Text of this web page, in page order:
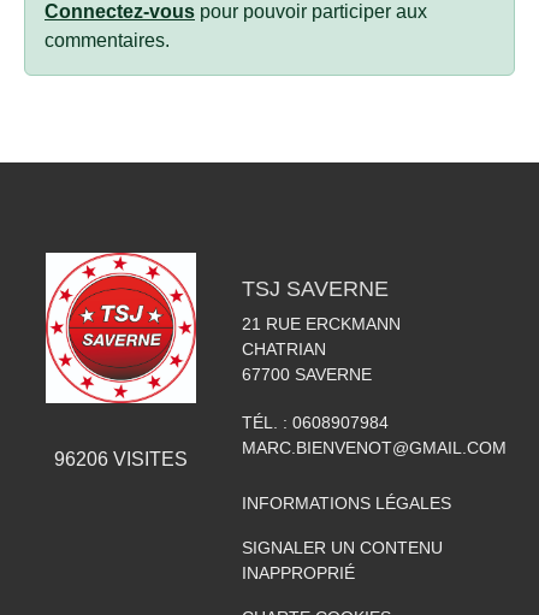
Connectez-vous pour pouvoir participer aux
commentaires.
96206VISITES
TSJ SAVERNE
21 RUE ERCKMANN
CHATRIAN
67700 SAVERNE
TÉL. : 0608907984
MARC.BIENVENOT@GMAIL.COM
INFORMATIONS LÉGALES
SIGNALER UN CONTENU
INAPPROPRIÉ